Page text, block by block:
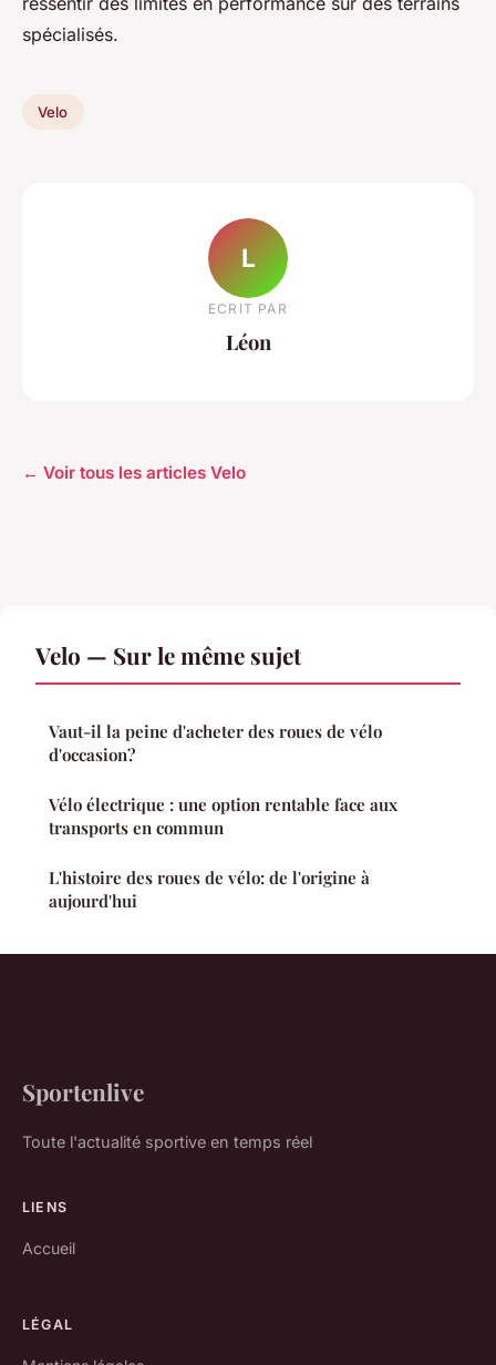
spécialisés.
Velo
L
ECRIT PAR
Léon
← Voir tous les articles Velo
Velo — Sur le même sujet
Vaut-il la peine d'acheter des roues de vélo
d'occasion?
Vélo électrique : une option rentable face aux
transports en commun
L'histoire des roues de vélo: de l'origine à
aujourd'hui
Sportenlive
Toute l'actualité sportive en temps réel
LIENS
Accueil
LÉGAL